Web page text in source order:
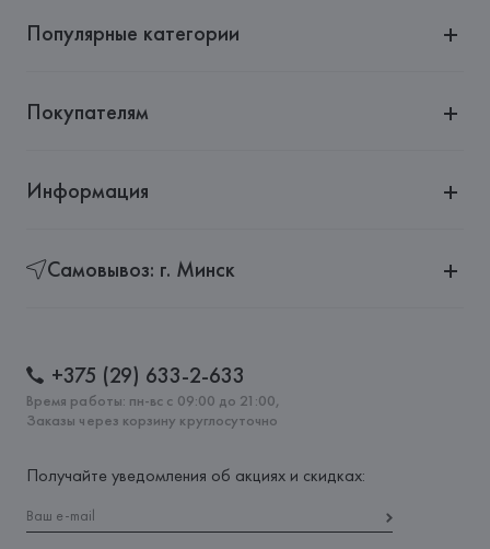
Популярные категории
Покупателям
Информация
Самовывоз: г. Минск
+375 (29) 633-2-633
Время работы: пн-вс с 09:00 до 21:00,
Заказы через корзину круглосуточно
Получайте уведомления об акциях и скидках: